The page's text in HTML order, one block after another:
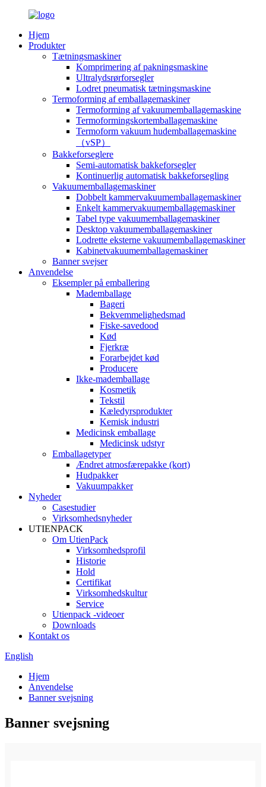
Hjem
Produkter
Tætningsmaskiner
Komprimering af pakningsmaskine
Ultralydsrørforsegler
Lodret pneumatisk tætningsmaskine
Termoforming af emballagemaskiner
Termoforming af vakuumemballagemaskine
Termoformingskortemballagemaskine
Termoform vakuum hudemballagemaskine
（vSP）
Bakkeforseglere
Semi-automatisk bakkeforsegler
Kontinuerlig automatisk bakkeforsegling
Vakuumemballagemaskiner
Dobbelt kammervakuumemballagemaskiner
Enkelt kammervakuumemballagemaskiner
Tabel type vakuumemballagemaskiner
Desktop vakuumemballagemaskiner
Lodrette eksterne vakuumemballagemaskiner
Kabinetvakuumemballagemaskiner
Banner svejser
Anvendelse
Eksempler på emballering
Mademballage
Bageri
Bekvemmelighedsmad
Fiske-savedood
Kød
Fjerkræ
Forarbejdet kød
Producere
Ikke-mademballage
Kosmetik
Tekstil
Kæledyrsprodukter
Kemisk industri
Medicinsk emballage
Medicinsk udstyr
Emballagetyper
Ændret atmosfærepakke (kort)
Hudpakker
Vakuumpakker
Nyheder
Casestudier
Virksomhedsnyheder
UTIENPACK
Om UtienPack
Virksomhedsprofil
Historie
Hold
Certifikat
Virksomhedskultur
Service
Utienpack -videoer
Downloads
Kontakt os
English
Hjem
Anvendelse
Banner svejsning
Banner svejsning